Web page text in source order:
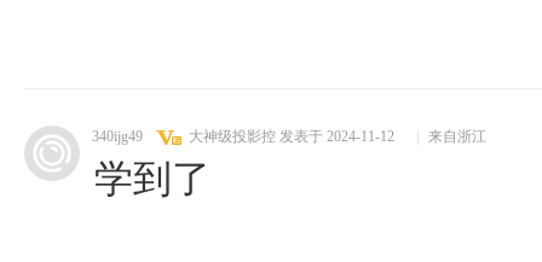
340ijg49 大神级投影控 发表于 2024-11-12 来自浙江
学到了